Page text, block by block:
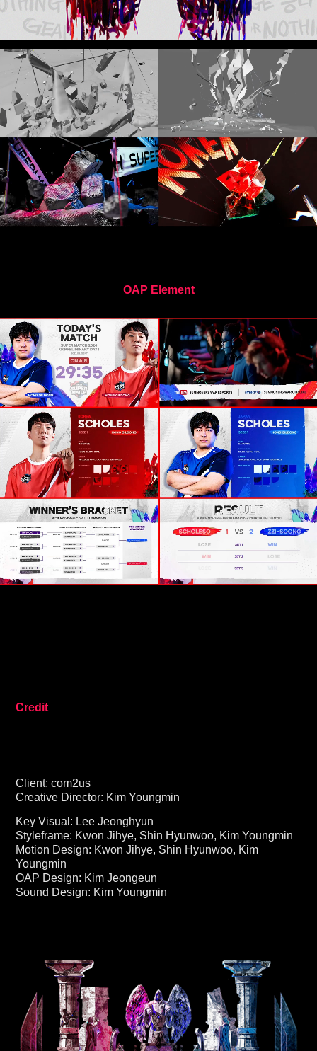
OAP Element
Credit
Client: com2us
Creative Director: Kim Youngmin
Key Visual: Lee Jeonghyun
Styleframe: Kwon Jihye, Shin Hyunwoo, Kim Youngmin
Motion Design: Kwon Jihye, Shin Hyunwoo, Kim
Youngmin
OAP Design: Kim Jeongeun
Sound Design: Kim Youngmin